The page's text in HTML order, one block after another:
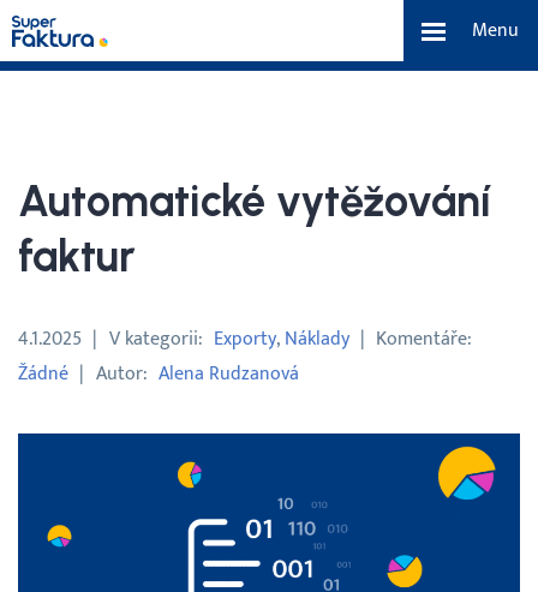
Menu
Ceník
Tým a náš příběh
Blog
Automatické vytěžování
faktur
4.1.2025 V kategorii Exporty Náklady
Komentáře
Žádné
Autor Alena Rudzanová